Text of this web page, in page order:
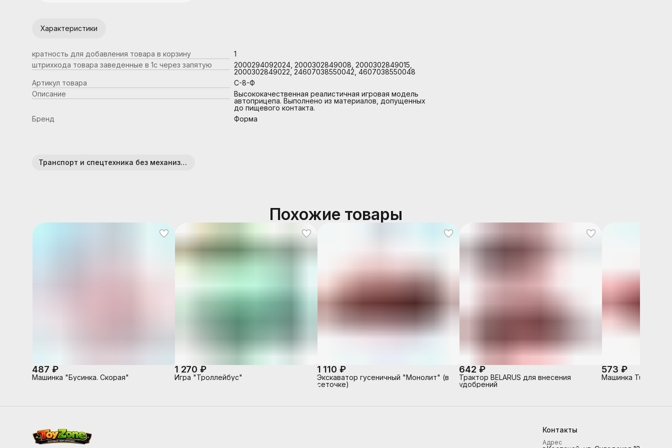
Характеристики
кратность для добавления товара в корзину
1
штрихкода товара заведенные в 1с через запятую
2000294092024, 2000302849008, 2000302849015,
2000302849022, 24607038550042, 4607038550048
Артикул товара
С-8-Ф
Описание
Высококачественная реалистичная игровая модель
автоприцепа. Выполнено из материалов, допущенных
до пищевого контакта.
Бренд
Форма
Транспорт и спецтехника без механизмов (пластик)
Похожие товары
487 ₽
Машинка "Бусинка. Скорая"
1 270 ₽
Игра "Троллейбус"
1 110 ₽
Экскаватор гусеничный "Монолит" (в
сеточке)
642 ₽
Трактор BELARUS для внесения
удобрений
573 ₽
Машинка Turbo "V-
Контакты
Адрес